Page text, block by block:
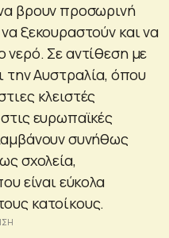
βρουν προσωρινή
ξεκουραστούν και να
Σε αντίθεση με
την Αυστραλία, όπου
κλειστές
ευρωπαϊκές
συνήθως
σχολεία,
είναι εύκολα
κατοίκους.